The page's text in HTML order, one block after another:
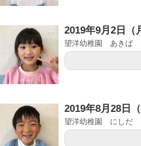
2019年9月2日（
望洋幼稚園 あきば
2019年8月28日（
望洋幼稚園 にしだ